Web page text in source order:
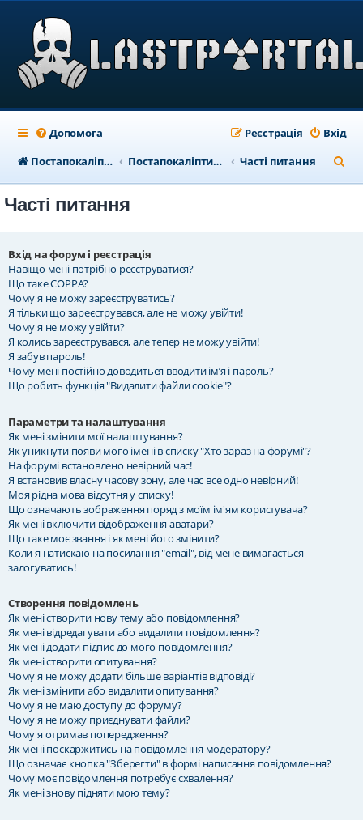
Допомога Вхід
Реєстрація
Постапокаліптичний портал
Постапокаліптичний форум Часті питання
о
Часті питання
Вхід на форум і реєстрація
Навіщо мені потрібно реєструватися?
Що таке COPPA?
Чому я не можу зареєструватись?
Я тільки що зареєструвався, але не можу увійти!
Чому я не можу увійти?
Я колись зареєструвався, але тепер не можу увійти!
Я забув пароль!
Чому мені постійно доводиться вводити ім’я і пароль?
Що робить функція "Видалити файли cookie"?
Параметри та налаштування
Як мені змінити мої налаштування?
Як уникнути появи мого імені в списку "Хто зараз на форумі"?
На форумі встановлено невірний час!
Я встановив власну часову зону, але час все одно невірний!
Моя рідна мова відсутня у списку!
Що означають зображення поряд з моїм ім'ям користувача?
Як мені включити відображення аватари?
Що таке моє звання і як мені його змінити?
Коли я натискаю на посилання "email", від мене вимагається
залогуватись!
Створення повідомлень
Як мені створити нову тему або повідомлення?
Як мені відредагувати або видалити повідомлення?
Як мені додати підпис до мого повідомлення?
Як мені створити опитування?
Чому я не можу додати більше варіантів відповіді?
Як мені змінити або видалити опитування?
Чому я не маю доступу до форуму?
Чому я не можу приєднувати файли?
Чому я отримав попередження?
Як мені поскаржитись на повідомлення модератору?
Що означає кнопка "Зберегти" в формі написання повідомлення?
Чому моє повідомлення потребує схвалення?
Як мені знову підняти мою тему?